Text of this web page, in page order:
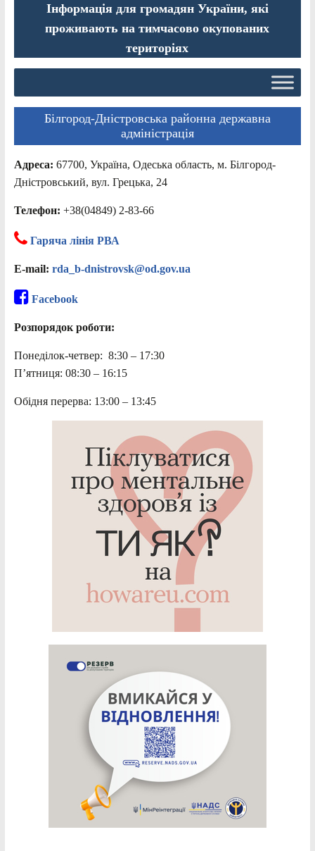
Інформація для громадян України, які
проживають на тимчасово окупованих
територіях
Білгород-Дністровська районна державна
адміністрація
Адреса: 67700, Україна, Одеська область, м. Білгород-
Дністровський, вул. Грецька, 24
Телефон: +38(04849) 2-83-66
Гаряча лінія РВА
E-mail: rda_b-dnistrovsk@od.gov.ua
Facebook
Розпорядок роботи:
Понеділок-четвер: 8:30 – 17:30
П’ятниця: 08:30 – 16:15
Обідня перерва: 13:00 – 13:45